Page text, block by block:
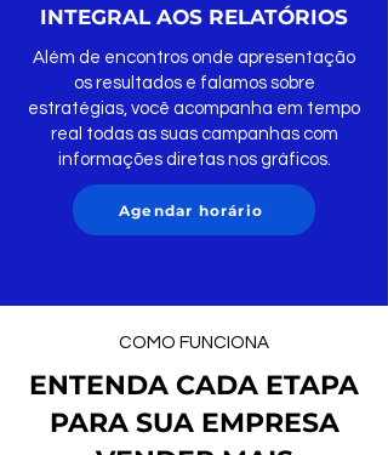
INTEGRAL AOS RELATÓRIOS
Além de encontros onde apresentação
os resultados e falamos sobre
estratégias, você acompanha em tempo
real todas as suas campanhas com
informações diretas nos gráficos.
Agendar horário
COMO FUNCIONA
ENTENDA CADA ETAPA
PARA SUA EMPRESA